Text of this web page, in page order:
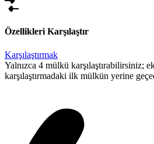
Özellikleri Karşılaştır
Karşılaştırmak
Yalnızca 4 mülkü karşılaştırabilirsiniz;
karşılaştırmadaki ilk mülkün yerine